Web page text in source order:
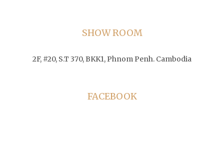
SHOW ROOM
2F, #20, S.T 370, BKK1, Phnom Penh. Cambodia
FACEBOOK